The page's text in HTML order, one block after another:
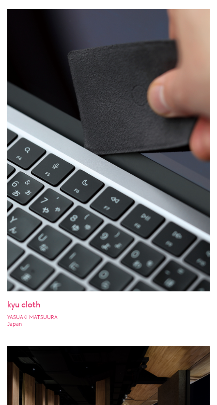
kyu cloth
YASUAKI MATSUURA
Japan